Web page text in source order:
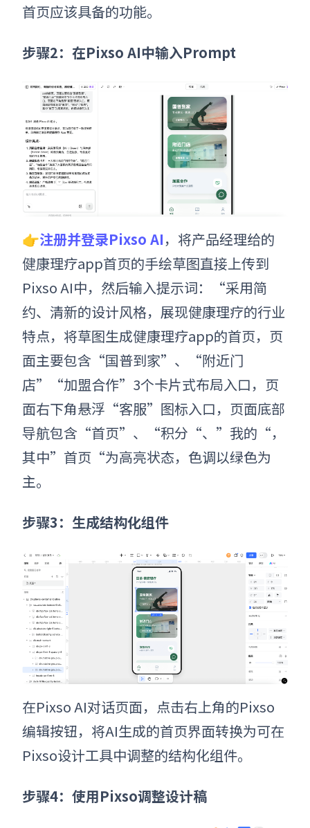
首页应该具备的功能。
步骤2：在Pixso AI中输入Prompt
👉注册并登录Pixso AI，将产品经理给的
健康理疗app首页的手绘草图直接上传到
Pixso AI中，然后输入提示词：“采用简
约、清新的设计风格，展现健康理疗的行业
特点，将草图生成健康理疗app的首页，页
面主要包含“国普到家”、“附近门
店”“加盟合作”3个卡片式布局入口，页
面右下角悬浮“客服”图标入口，页面底部
导航包含“首页”、“积分“、”我的“，
其中”首页“为高亮状态，色调以绿色为
主。
步骤3：生成结构化组件
在Pixso AI对话页面，点击右上角的Pixso
编辑按钮，将AI生成的首页界面转换为可在
Pixso设计工具中调整的结构化组件。
步骤4：使用Pixso调整设计稿